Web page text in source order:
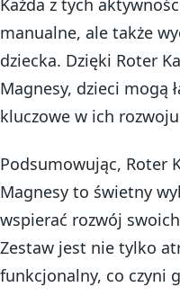
Każda z tych
manualne, ale także
dziecka. Dzięki Roter
Magnesy, dzieci mogą
kluczowe w ich
Podsumowując, Roter
Magnesy to świetny
wspierać rozwój
Zestaw jest nie tylko
funkcjonalny, co czyni